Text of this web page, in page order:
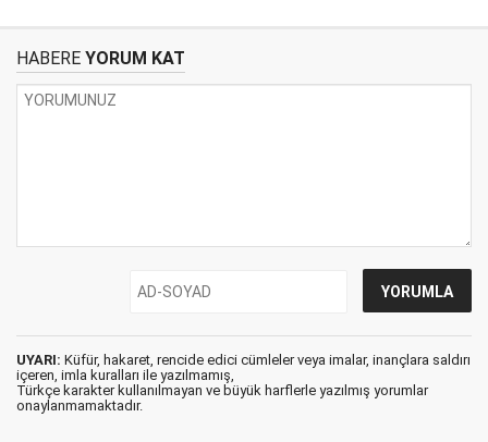
HABERE YORUM KAT
UYARI: Küfür, hakaret, rencide edici cümleler veya imalar, inançlara saldırı
içeren, imla kuralları ile yazılmamış,
Türkçe karakter kullanılmayan ve büyük harflerle yazılmış yorumlar
onaylanmamaktadır.